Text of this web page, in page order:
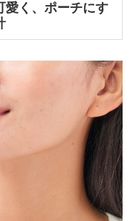
く、ポーチにす